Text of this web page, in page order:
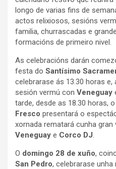
longo de varias fins de
actos relixiosos, sesións
familia, churrascadas e
formacións de primeiro nivel.
As celebracións darán
festa do Santísimo
celebrarase ás 13.30 horas
sesión vermú con Veneguay
tarde, desde as 18.30 horas,
Fresco presentará o
xornada rematará cunha
Veneguay e Corco DJ.
O domingo 28 de xuño,
San Pedro, celebrarase unha